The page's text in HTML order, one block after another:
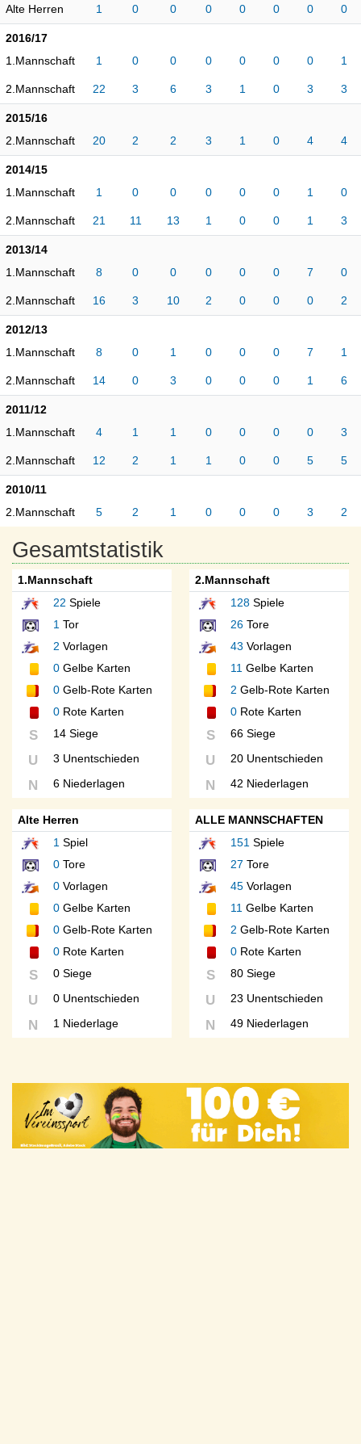
Alte Herren 1 0 0 0 0 0 0 0
2016/17
1.Mannschaft
1 0 0 0 0 0 0 1
2.Mannschaft 22 3 6 3 1 0 3 3
2015/16
2.Mannschaft
20 2 2 3 1 0 4 4
2014/15
1.Mannschaft
1 0 0 0 0 0 1 0
2.Mannschaft 21 11 13 1 0 0 1 3
2013/14
1.Mannschaft
8 0 0 0 0 0 7 0
2.Mannschaft 16 3 10 2 0 0 0 2
2012/13
1.Mannschaft
8 0 1 0 0 0 7 1
2.Mannschaft 14 0 3 0 0 0 1 6
2011/12
1.Mannschaft
4 1 1 0 0 0 0 3
2.Mannschaft 12 2 1 1 0 0 5 5
2010/11
2.Mannschaft
5 2 1 0 0 0 3 2
Gesamtstatistik
1.Mannschaft
22 Spiele
1 Tor
2 Vorlagen
0 Gelbe Karten
0 Gelb-Rote Karten
0 Rote Karten
S 14 Siege
U 3 Unentschieden
N 6 Niederlagen
2.Mannschaft
128Spiele
26Tore
43 Vorlagen
11Gelbe Karten
2 Gelb-Rote Karten
0Rote Karten
S 66 Siege
U 20 Unentschieden
N 42 Niederlagen
Alte Herren
1 Spiel
0 Tore
0 Vorlagen
0 Gelbe Karten
0 Gelb-Rote Karten
0 Rote Karten
S 0 Siege
U 0 Unentschieden
N 1 Niederlage
ALLE MANNSCHAFTEN
151Spiele
27 Tore
45Vorlagen
11Gelbe Karten
2 Gelb-Rote Karten
0Rote Karten
S 80 Siege
U 23 Unentschieden
N 49 Niederlagen